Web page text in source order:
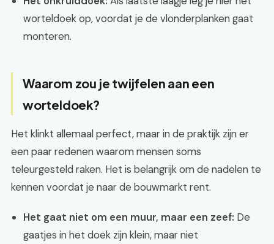
worteldoek op, voordat je de vlonderplanken gaat
monteren.
Waarom zou je twijfelen aan een
worteldoek?
Het klinkt allemaal perfect, maar in de praktijk zijn er
een paar redenen waarom mensen soms
teleurgesteld raken. Het is belangrijk om de nadelen te
kennen voordat je naar de bouwmarkt rent.
Het gaat niet om een muur, maar een zeef: De
gaatjes in het doek zijn klein, maar niet